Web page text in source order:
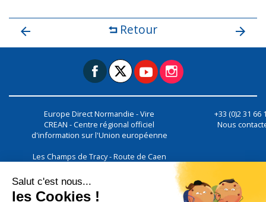
Retour
Europe Direct Normandie - Vire
CREAN - Centre régional officiel
d'information sur l'Union européenne
Les Champs de Tracy - Route de Caen
14500Vire Normandie
+33 (0)2 31 66
Nous